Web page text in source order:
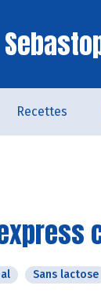
Recettes
Sans lactose